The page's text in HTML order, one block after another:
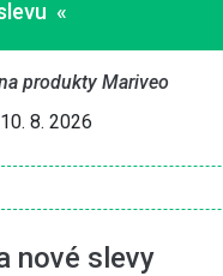
«
produkty Mariveo
8. 2026
nové slevy